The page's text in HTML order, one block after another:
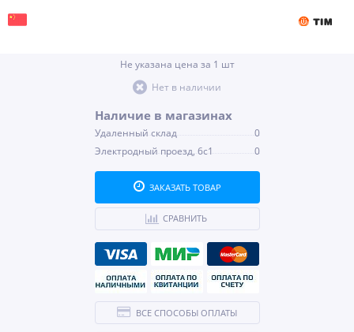
Не указана цена за 1 шт
Нет в наличии
Наличие в магазинах
Удаленный склад
0
Электродный проезд, 6с1
0
ЗАКАЗАТЬ ТОВАР
СРАВНИТЬ
ВСЕ СПОСОБЫ ОПЛАТЫ